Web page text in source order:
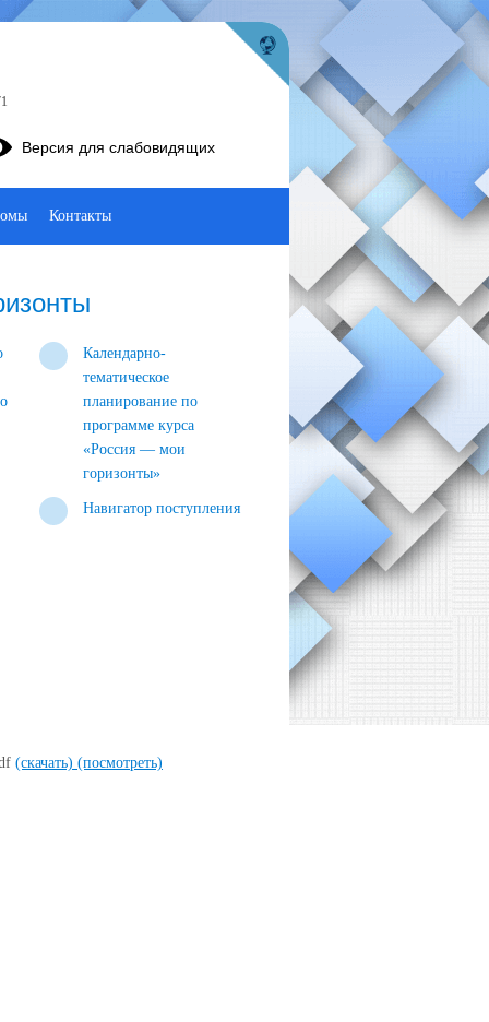
Календарно-
тематическое
планирование по
программе курса
«Россия — мои
горизонты»
Навигатор поступления
(скачать) (посмотреть)
Версия для слабовидящих
Контакты